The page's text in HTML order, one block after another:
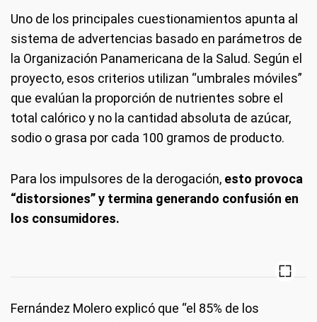
Uno de los principales cuestionamientos apunta al
sistema de advertencias basado en parámetros de
la Organización Panamericana de la Salud. Según el
proyecto, esos criterios utilizan “umbrales móviles”
que evalúan la proporción de nutrientes sobre el
total calórico y no la cantidad absoluta de azúcar,
sodio o grasa por cada 100 gramos de producto.
Para los impulsores de la derogación, esto provoca
“distorsiones” y termina generando confusión en
los consumidores.
Fernández Molero explicó que “el 85% de los